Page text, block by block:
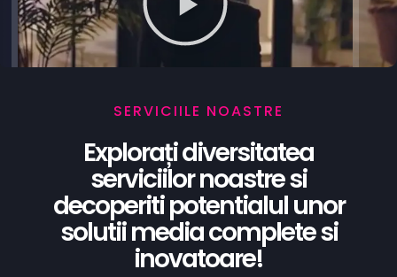
SERVICIILE NOASTRE
Explorați diversitatea
serviciilor noastre si
decoperiti potentialul unor
solutii media complete si
inovatoare!